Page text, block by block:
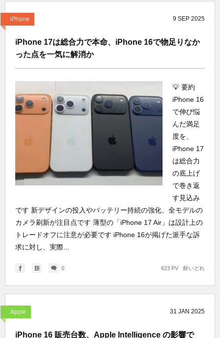
iPhone 9 SEP 2025
iPhone 17は総合力で本命、iPhone 16で物足りなか
った点を一気に解消か
💡 要約
iPhone 16
で伸び悩
んだ満足
度を、
iPhone 17
は総合力
の底上げ
で巻き返
す見込み
です 新デザインの投入やバッテリー持続の強化、全モデルの
カメラ刷新が注目点です 薄型の「iPhone 17 Air」は設計上の
トレードオフに注意が必要です iPhone 16が掲げた派手な訴
求に対し、実際...
0 酔いどれ
623 PV
Apple 31 JAN 2025
iPhone 16 販売台数、Apple Intelligence の影響で